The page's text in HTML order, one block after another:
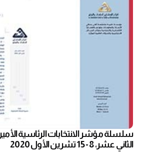
الثاني عشر، 8 - 15 تشرين الأول 2020